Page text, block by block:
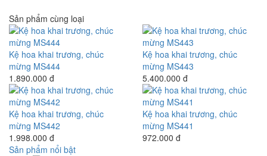
Sản phẩm cùng loại
Kệ hoa khai trương, chúc
mừng MS444
1.890.000 đ
Kệ hoa khai trương, chúc
mừng MS443
5.400.000 đ
Kệ hoa khai trương, chúc
mừng MS442
1.998.000 đ
Kệ hoa khai trương, chúc
mừng MS441
972.000 đ
Sản phẩm nổi bật